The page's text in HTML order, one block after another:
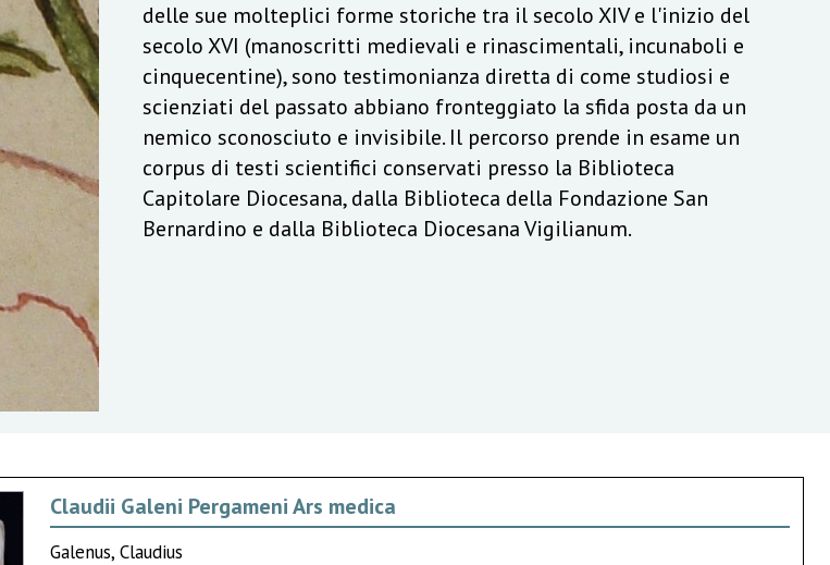
delle sue molteplici forme storiche tra il secolo XIV e l'inizio del
secolo XVI (manoscritti medievali e rinascimentali, incunaboli e
cinquecentine), sono testimonianza diretta di come studiosi e
scienziati del passato abbiano fronteggiato la sfida posta da un
nemico sconosciuto e invisibile. Il percorso prende in esame un
corpus di testi scientifici conservati presso la Biblioteca
Capitolare Diocesana, dalla Biblioteca della Fondazione San
Bernardino e dalla Biblioteca Diocesana Vigilianum.
Claudii Galeni Pergameni Ars medica
Galenus, Claudius